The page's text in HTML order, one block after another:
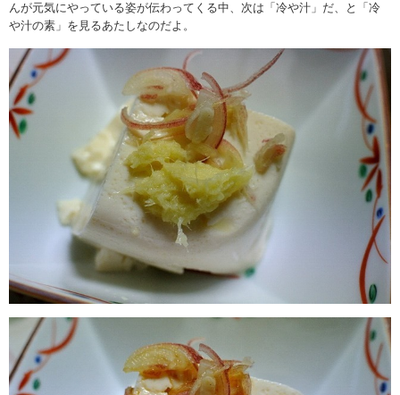
んが元気にやっている姿が伝わってくる中、次は「冷や汁」だ、と「冷
や汁の素」を見るあたしなのだよ。